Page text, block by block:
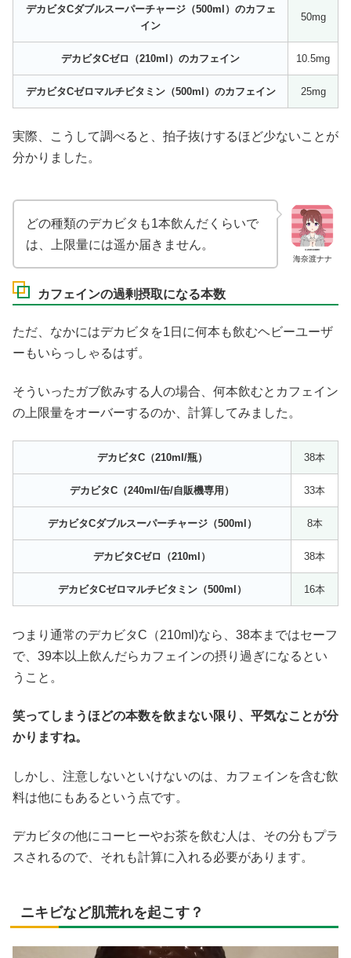
デカビタCダブルスーパーチャージ（500ml）のカフェ
イン
50mg
デカビタCゼロ（210ml）のカフェイン 10.5mg
デカビタCゼロマルチビタミン（500ml）のカフェイン 25mg
実際、こうして調べると、拍子抜けするほど少ないことが
分かりました。
海奈渡ナナ
どの種類のデカビタも1本飲んだくらいで
は、上限量には遥か届きません。
カフェインの過剰摂取になる本数
ただ、なかにはデカビタを1日に何本も飲むヘビーユーザ
ーもいらっしゃるはず。
そういったガブ飲みする人の場合、何本飲むとカフェイン
の上限量をオーバーするのか、計算してみました。
デカビタC（210ml/瓶） 38本
デカビタC（240ml/缶/自販機専用） 33本
デカビタCダブルスーパーチャージ（500ml） 8本
デカビタCゼロ（210ml） 38本
デカビタCゼロマルチビタミン（500ml） 16本
つまり通常のデカビタC（210ml)なら、38本まではセーフ
で、39本以上飲んだらカフェインの摂り過ぎになるとい
うこと。
笑ってしまうほどの本数を飲まない限り、平気なことが分
かりますね。
しかし、注意しないといけないのは、カフェインを含む飲
料は他にもあるという点です。
デカビタの他にコーヒーやお茶を飲む人は、その分もプラ
スされるので、それも計算に入れる必要があります。
ニキビなど肌荒れを起こす？